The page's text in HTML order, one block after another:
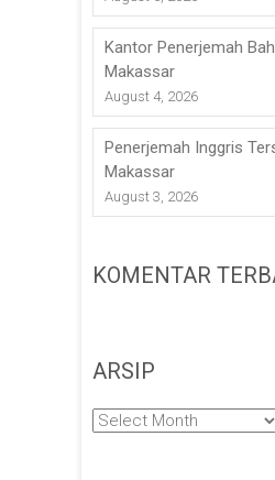
Kantor Penerjemah
Makassar
August 4, 2026
Penerjemah Inggris
Makassar
August 3, 2026
KOMENTAR
ARSIP
Arsip